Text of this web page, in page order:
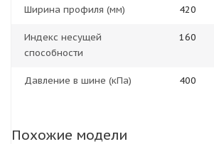
Ширина профиля (мм) 420
Индекс несущей
способности
160
Давление в шине (кПа) 400
Похожие модели